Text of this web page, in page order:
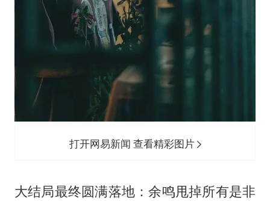
打开网易新闻 查看精彩图片
大结局最终圆满落地：余鸣甩掉所有是非